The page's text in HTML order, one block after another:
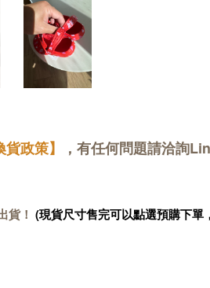
貨政策】 ，有任何問題請洽詢
貨！ (現貨尺寸售完可以點選預購下